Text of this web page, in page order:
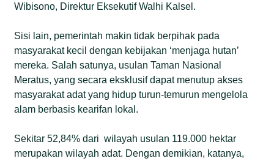
Wibisono, Direktur Eksekutif Walhi Kalsel.
Sisi lain, pemerintah makin tidak berpihak pada
masyarakat kecil dengan kebijakan ‘menjaga hutan’
mereka. Salah satunya, usulan Taman Nasional
Meratus, yang secara eksklusif dapat menutup akses
masyarakat adat yang hidup turun-temurun mengelola
alam berbasis kearifan lokal.
Sekitar 52,84% dari wilayah usulan 119.000 hektar
merupakan wilayah adat. Dengan demikian, katanya,